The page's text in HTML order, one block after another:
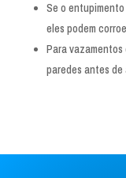
Se o
eles podem
Para
paredes antes